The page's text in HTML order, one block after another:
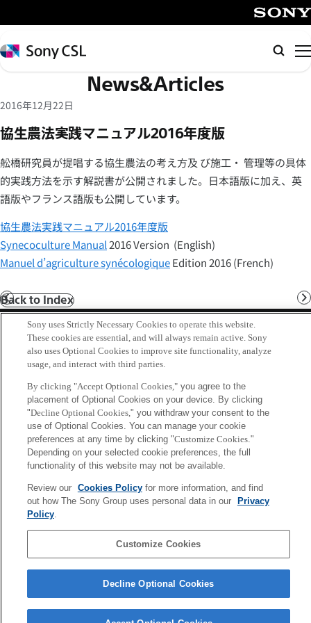
イ
ン
コ
テ
ツ
ス
キ
ッ
プ
Sony
CSL
検
索
News&Articles
2016年12月22日
協生農法実践マニュアル2016年度版
舩橋研究員が提唱する協生農法の考え方及 び施工・ 管理等の具体
的実践方法を示す解説書が公開されました。日本語版に加え、英
語版やフランス語版も公開しています。
協生農法実践マニュアル2016年度版
Synecoculture Manual2016 Version (English)
Manuel d’agriculture synécologiqueEdition 2016 (French)
前
へ
Back to Index
会社概要 アクセス ご利用条件 プライバシーポリシー
Copyright ©1994–2026 Sony Computer Science Laboratories, Inc.,
Tokyo, Japan
Sony uses Strictly Necessary Cookies to operate this website.
These cookies are essential, and will always remain active. Sony
also uses Optional Cookies to improve site functionality, analyze
usage, and interact with third parties.
By clicking "Accept Optional Cookies,"you agree to the
placement of Optional Cookies on your device. By clicking
"Decline Optional Cookies," you withdraw your consent to the
use of Optional Cookies. You can manage your cookie
preferences at any time by clicking "Customize Cookies."
Depending on your selected cookie preferences, the full
functionality of this website may not be available.
Review our Cookies Policyfor more information, and find
out how The Sony Group uses personal data in our
Privacy
Policy.
Customize Cookies
Decline Optional Cookies